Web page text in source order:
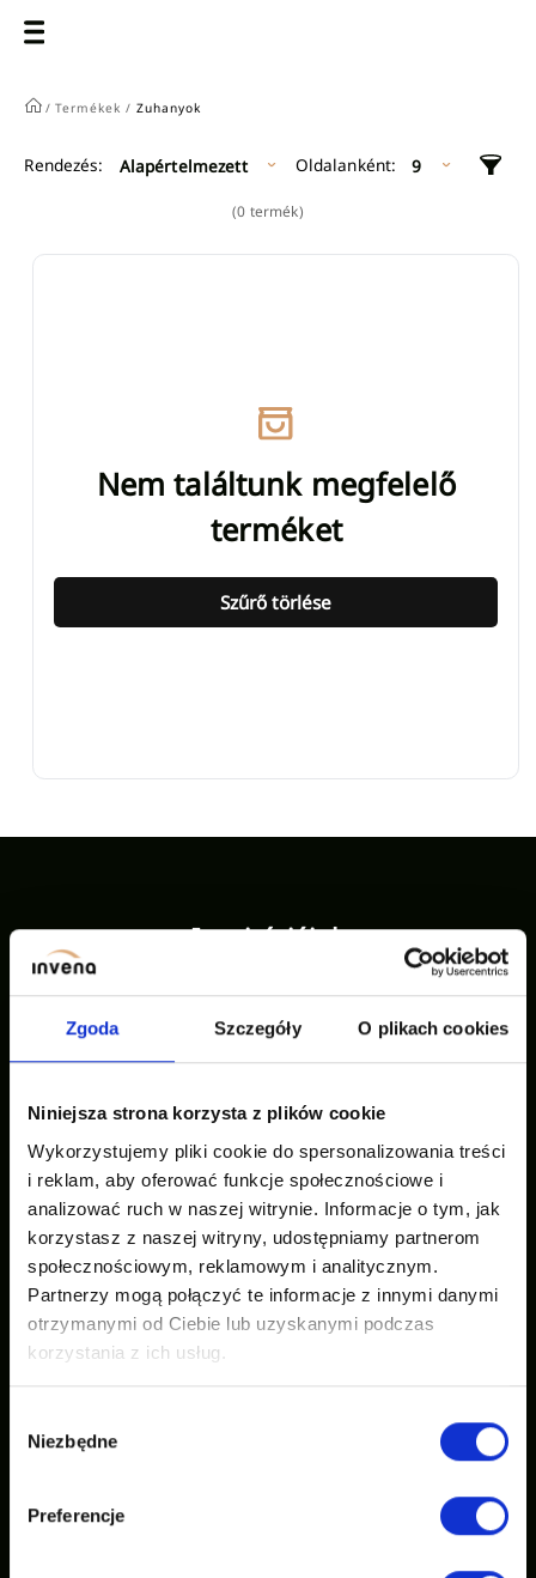
Zgoda Szczegóły O plikach cookies
Niniejsza strona korzysta z plików cookie
Wykorzystujemy pliki cookie do spersonalizowania treści
i reklam, aby oferować funkcje społecznościowe i
analizować ruch w naszej witrynie. Informacje o tym, jak
korzystasz z naszej witryny, udostępniamy partnerom
społecznościowym, reklamowym i analitycznym.
Partnerzy mogą połączyć te informacje z innymi danymi
otrzymanymi od Ciebie lub uzyskanymi podczas
korzystania z ich usług.
zgody
Niezbędne
Preferencje
/ Termékek / Zuhanyok
Rendezés: Alapértelmezett Oldalanként: 9
(0 termék)
Nem találtunk megfelelő
terméket
Szűrő törlése
Inspirációink